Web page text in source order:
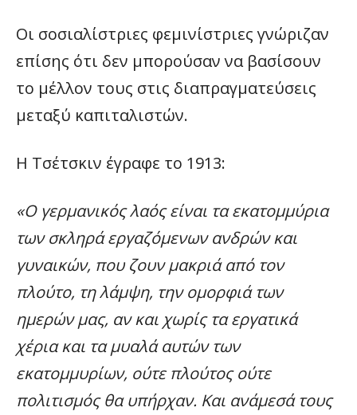
Οι σοσιαλίστριες φεμινίστριες γνώριζαν
επίσης ότι δεν μπορούσαν να βασίσουν
το μέλλον τους στις διαπραγματεύσεις
μεταξύ καπιταλιστών.
Η Τσέτσκιν έγραφε το 1913:
«Ο γερμανικός λαός είναι τα εκατομμύρια
των σκληρά εργαζόμενων ανδρών και
γυναικών, που ζουν μακριά από τον
πλούτο, τη λάμψη, την ομορφιά των
ημερών μας, αν και χωρίς τα εργατικά
χέρια και τα μυαλά αυτών των
εκατομμυρίων, ούτε πλούτος ούτε
πολιτισμός θα υπήρχαν. Και ανάμεσά τους